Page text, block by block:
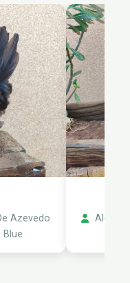
Azevedo
Blue
Alex